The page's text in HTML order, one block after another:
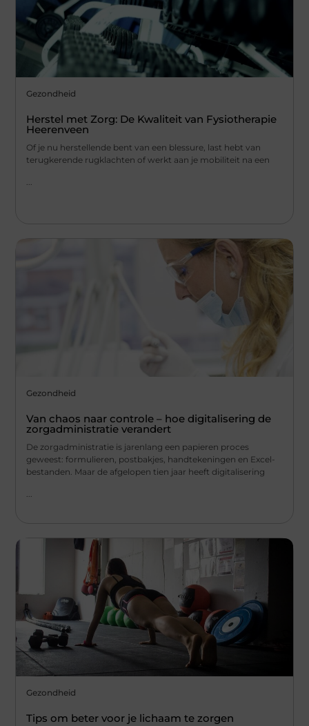
Gezondheid
Herstel met Zorg: De Kwaliteit van Fysiotherapie
Heerenveen
Of je nu herstellende bent van een blessure, last hebt van
terugkerende rugklachten of werkt aan je mobiliteit na een
...
Gezondheid
Van chaos naar controle – hoe digitalisering de
zorgadministratie verandert
De zorgadministratie is jarenlang een papieren proces
geweest: formulieren, postbakjes, handtekeningen en Excel-
bestanden. Maar de afgelopen tien jaar heeft digitalisering
...
Gezondheid
Tips om beter voor je lichaam te zorgen